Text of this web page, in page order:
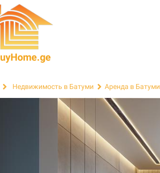
Недвижимость в Батуми Аренда в Батуми